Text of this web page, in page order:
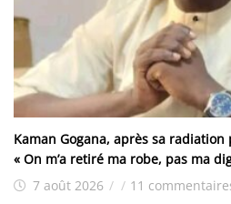
Kaman Gogana, après sa
« On m’a retiré ma robe, pas ma
7 août 2026 / / 11